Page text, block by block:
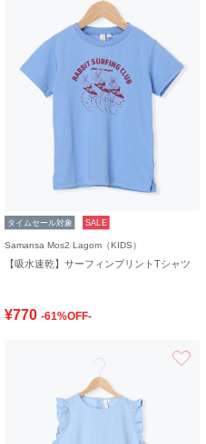
タイムセール対象 SALE
Samansa Mos2 Lagom（KIDS）
【吸水速乾】サーフィンプリントTシャツ
¥770 -61%OFF-